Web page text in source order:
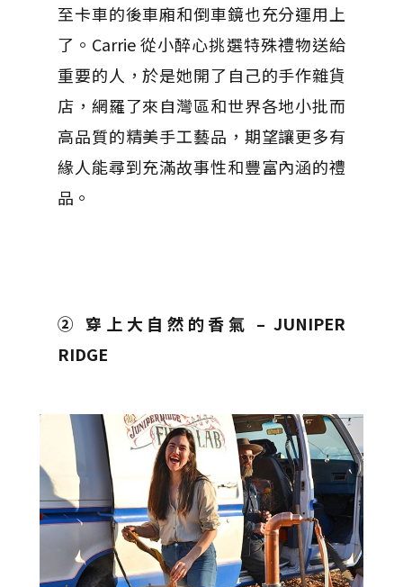
至卡車的後車廂和倒車鏡也充分運用上
了。Carrie 從小醉心挑選特殊禮物送給
重要的人，於是她開了自己的手作雜貨
店，網羅了來自灣區和世界各地小批而
高品質的精美手工藝品，期望讓更多有
緣人能尋到充滿故事性和豐富內涵的禮
品。
② 穿上大自然的香氣 – JUNIPER
RIDGE